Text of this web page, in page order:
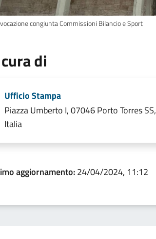
congiunta Commissioni Bilancio e Sport
di
Ufficio Stampa
Piazza Umberto I, 07046 Porto Torres SS,
Italia
aggiornamento:24/04/2024, 11:12